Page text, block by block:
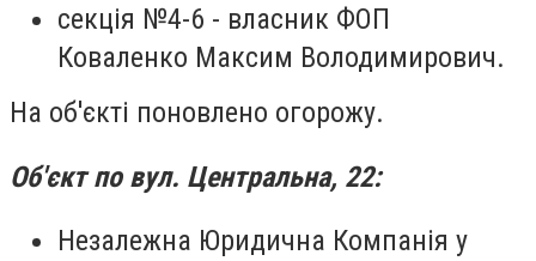
секція №4-6 - власник ФОП
Коваленко Максим Володимирович.
На об'єкті поновлено огорожу.
Об'єкт по вул. Центральна, 22:
Незалежна Юридична Компанія у